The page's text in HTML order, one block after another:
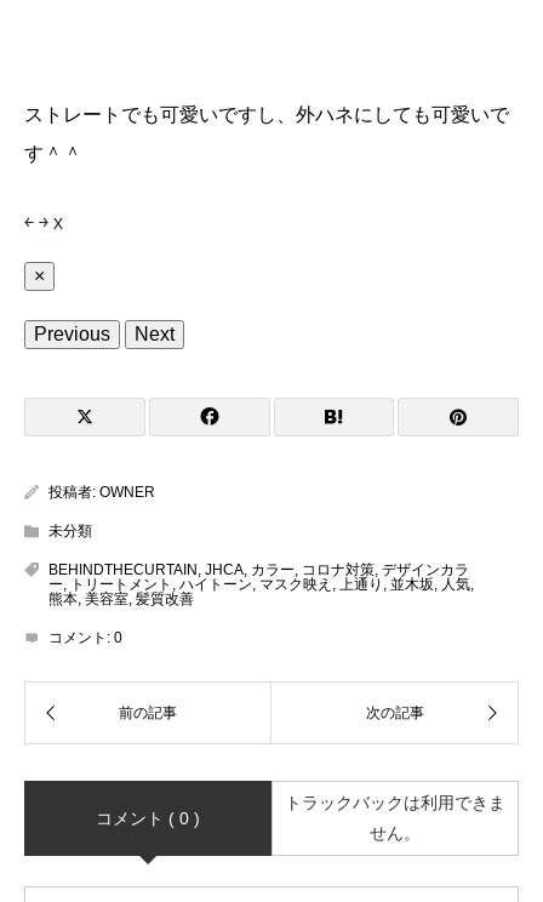
ストレートでも可愛いですし、外ハネにしても可愛いで
す＾＾
￩ ￫ x
×
Previous Next
投稿者: OWNER
未分類
BEHINDTHECURTAIN , JHCA, カラー, コロナ対策, デザインカラ
ー, トリートメント , ハイトーン, マスク映え , 上通り , 並木坂, 人気,
熊本, 美容室, 髪質改善
コメント: 0
コメント ( 0 )
トラックバックは利用できま
せん。